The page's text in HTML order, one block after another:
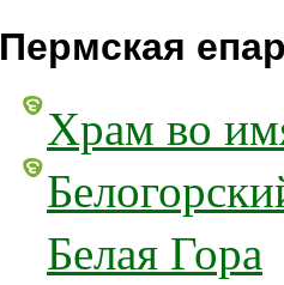
Пермская
Храм во
Белая Гора